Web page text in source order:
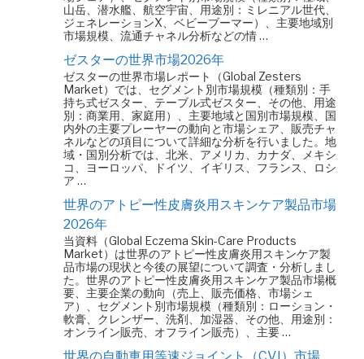
山岳、潜水艦、航空宇宙、用途別：ミレニアル世代、
ジェネレーションX、ベビーブーマー）、主要地域別
市場規模、流通チャネル分析などの情 …
ゼスターの世界市場2026年
ゼスターの世界市場レポート（Global Zesters
Market）では、セグメント別市場規模（種類別：手
持ち式ゼスター、テーブル式ゼスター、その他、用途
別：商業用、家庭用）、主要地域と国別市場規模、国
内外の主要プレーヤーの動向と市場シェア、販売チャ
ネルなどの項目について詳細な分析を行いました。地
域・国別分析では、北米、アメリカ、カナダ、メキシ
コ、ヨーロッパ、ドイツ、イギリス、フランス、ロシ
ア …
世界のアトピー性皮膚炎用スキンケア製品市場
2026年
当資料（Global Eczema Skin-Care Products
Market）は世界のアトピー性皮膚炎用スキンケア製
品市場の現状と今後の展望について調査・分析しまし
た。世界のアトピー性皮膚炎用スキンケア製品市場概
要、主要企業の動向（売上、販売価格、市場シェ
ア）、セグメント別市場規模（種類別：ローション・
軟膏、クレンザー、洗剤、加湿器、その他、用途別：
オンライン販売、オフライン販売）、主要 …